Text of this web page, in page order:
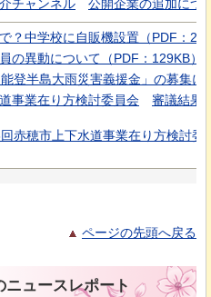
チャンネル 公開企業の追加につ
？中学校に自販機設置（PDF：
の異動について（PDF：129KB）
能登半島大雨災害義援金」の募集
事業在り方検討委員会
審議結果
赤穂市上下水道事業在り方検討委
ページの先頭へ戻る
ニュースレポート